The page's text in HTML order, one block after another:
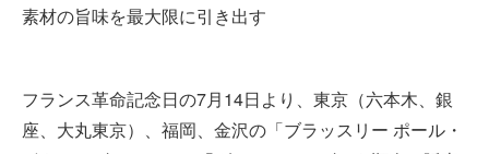
素材の旨味を最大限に引き出す
フランス革命記念日の7月14日より、東京（六本木、銀
座、大丸東京）、福岡、金沢の「ブラッスリー ポール・